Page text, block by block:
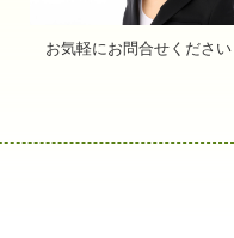
お気軽にお問合せください